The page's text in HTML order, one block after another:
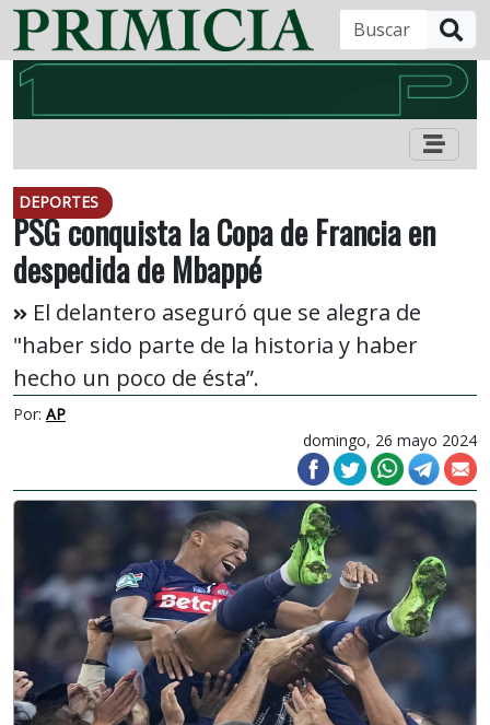
DEPORTES
PSG conquista la Copa de Francia en
despedida de Mbappé
El delantero aseguró que se alegra de
"haber sido parte de la historia y haber
hecho un poco de ésta”.
Por: AP
domingo, 26 mayo 2024